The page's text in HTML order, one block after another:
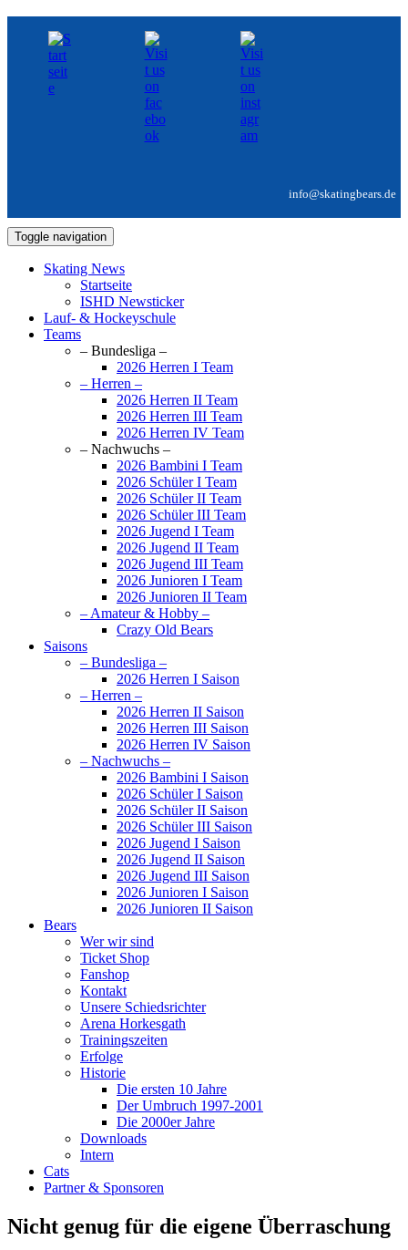
info@skatingbears.de
Toggle navigation
Skating News
Startseite
ISHD Newsticker
Lauf- & Hockeyschule
Teams
– Bundesliga –
2026 Herren I Team
– Herren –
2026 Herren II Team
2026 Herren III Team
2026 Herren IV Team
– Nachwuchs –
2026 Bambini I Team
2026 Schüler I Team
2026 Schüler II Team
2026 Schüler III Team
2026 Jugend I Team
2026 Jugend II Team
2026 Jugend III Team
2026 Junioren I Team
2026 Junioren II Team
– Amateur & Hobby –
Crazy Old Bears
Saisons
– Bundesliga –
2026 Herren I Saison
– Herren –
2026 Herren II Saison
2026 Herren III Saison
2026 Herren IV Saison
– Nachwuchs –
2026 Bambini I Saison
2026 Schüler I Saison
2026 Schüler II Saison
2026 Schüler III Saison
2026 Jugend I Saison
2026 Jugend II Saison
2026 Jugend III Saison
2026 Junioren I Saison
2026 Junioren II Saison
Bears
Wer wir sind
Ticket Shop
Fanshop
Kontakt
Unsere Schiedsrichter
Arena Horkesgath
Trainingszeiten
Erfolge
Historie
Die ersten 10 Jahre
Der Umbruch 1997-2001
Die 2000er Jahre
Downloads
Intern
Cats
Partner & Sponsoren
Nicht genug für die eigene Überraschung